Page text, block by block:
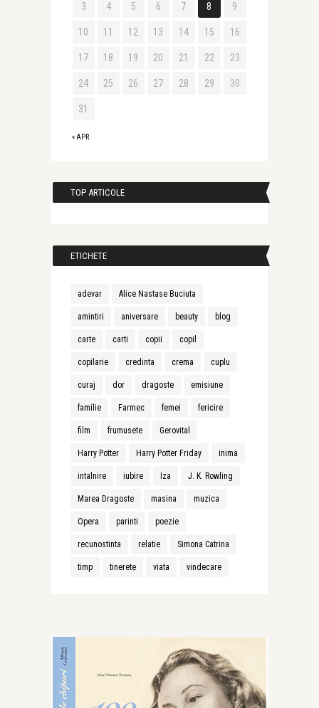
« APR.
3 4 5 6 7 8 9
10 11 12 13 14 15 16
17 18 19 20 21 22 23
24 25 26 27 28 29 30
31
TOP ARTICOLE
ETICHETE
adevar Alice Nastase Buciuta
amintiri aniversare beauty blog
carte carti copii copil
copilarie credinta crema cuplu
curaj dor dragoste emisiune
familie Farmec femei fericire
film frumusete Gerovital
Harry Potter Harry Potter Friday inima
intalnire iubire Iza J. K. Rowling
Marea Dragoste masina muzica
Opera parinti poezie
recunostinta relatie Simona Catrina
timp tinerete viata vindecare